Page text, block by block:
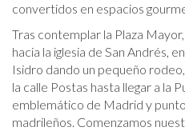
convertidos en espacios
Tras contemplar la Plaza
hacia la iglesia de San Andrés,
Isidro dando un pequeño
la calle Postas hasta llegar a la
emblemático de Madrid y
madrileños. Comenzamos